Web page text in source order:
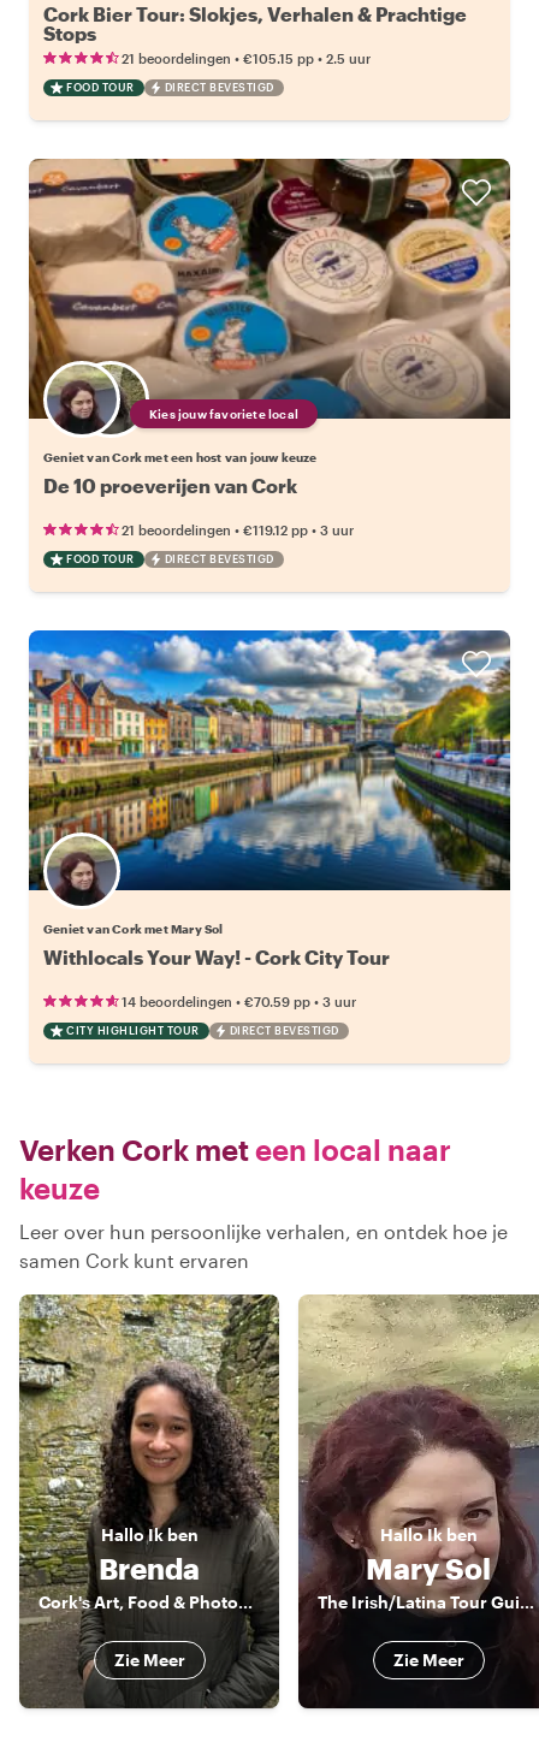
Cork Bier Tour: Slokjes, Verhalen & Prachtige
Stops
21 beoordelingen • €105.15 pp • 2.5 uur
FOOD TOUR DIRECT BEVESTIGD
Kies jouw favoriete local
Geniet van Cork met een host van jouw keuze
De 10 proeverijen van Cork
21 beoordelingen • €119.12 pp • 3 uur
FOOD TOUR DIRECT BEVESTIGD
Geniet van Cork met Mary Sol
Withlocals Your Way! - Cork City Tour
14 beoordelingen • €70.59 pp • 3 uur
CITY HIGHLIGHT TOUR DIRECT BEVESTIGD
Verken Cork meteen local naar
keuze
Leer over hun persoonlijke verhalen, en ontdek hoe je
samen Cork kunt ervaren
HalloIk ben
Brenda
Cork's Art, Food & Photography Enthusiast
Zie Meer
HalloIk ben
Mary Sol
The Irish/Latina Tour Guide
Zie Meer